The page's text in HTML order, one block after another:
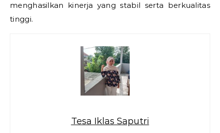
menghasilkan kinerja yang stabil serta berkualitas
tinggi.
Tesa Iklas Saputri